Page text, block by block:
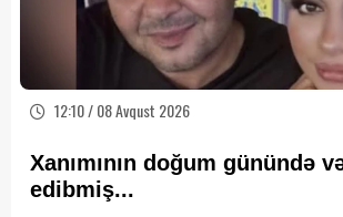
12:10 / 08 Avqust 2026
Xanımının doğum günündə
edibmiş...